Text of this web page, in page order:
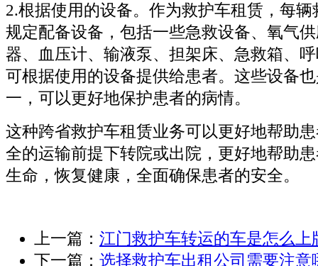
2.根据使用的设备。作为救护车租赁，每
规定配备设备，包括一些急救设备、氧气
器、血压计、输液泵、担架床、急救箱、
可根据使用的设备提供给患者。这些设备
一，可以更好地保护患者的病情。
这种跨省救护车租赁业务可以更好地帮助
全的运输前提下转院或出院，更好地帮助
生命，恢复健康，全面确保患者的安全。
上一篇： 江门救护车转运的车是怎么上
下一篇： 选择救护车出租公司需要注意